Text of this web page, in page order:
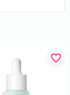
favorite_border